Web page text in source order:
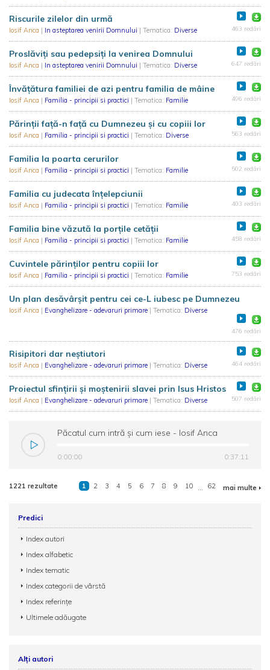
Riscurile zilelor din urmă
Iosif Anca | In asteptarea venirii Domnului | Tematica: Diverse 463 redări
Proslăviți sau pedepsiți la venirea Domnului
Iosif Anca | In asteptarea venirii Domnului | Tematica: Diverse 647 redări
Învățătura familiei de azi pentru familia de mâine
Iosif Anca | Familia - principii si practici | Tematica: Familie 496 redări
Părinții față-n față cu Dumnezeu și cu copiii lor
Iosif Anca | Familia - principii si practici | Tematica: Diverse 563 redări
Familia la poarta cerurilor
Iosif Anca | Familia - principii si practici | Tematica: Familie 502 redări
Familia cu judecata înțelepciunii
Iosif Anca | Familia - principii si practici | Tematica: Familie 403 redări
Familia bine văzută la porțile cetății
Iosif Anca | Familia - principii si practici | Tematica: Familie 458 redări
Cuvintele părinților pentru copiii lor
Iosif Anca | Familia - principii si practici | Tematica: Familie 753 redări
Un plan desăvârșit pentru cei ce-L iubesc pe Dumnezeu
Iosif Anca | Evanghelizare - adevaruri primare | Tematica: Diverse
476 redări
Risipitori dar neștiutori
Iosif Anca | Evanghelizare - adevaruri primare | Tematica: Diverse 464 redări
Proiectul sfințirii și moștenirii slavei prin Isus Hristos
Iosif Anca | Evanghelizare - adevaruri primare | Tematica: Diverse 507 redări
Păcatul cum intră și cum iese - Iosif Anca
0:00:00 0:37:11
1221 rezultate 1 2 3 4 5 6 7 8 9 10 ... 62 mai multe
Predici
Index autori
Index alfabetic
Index tematic
Index categorii de vârstă
Index referințe
Ultimele adăugate
Alți autori